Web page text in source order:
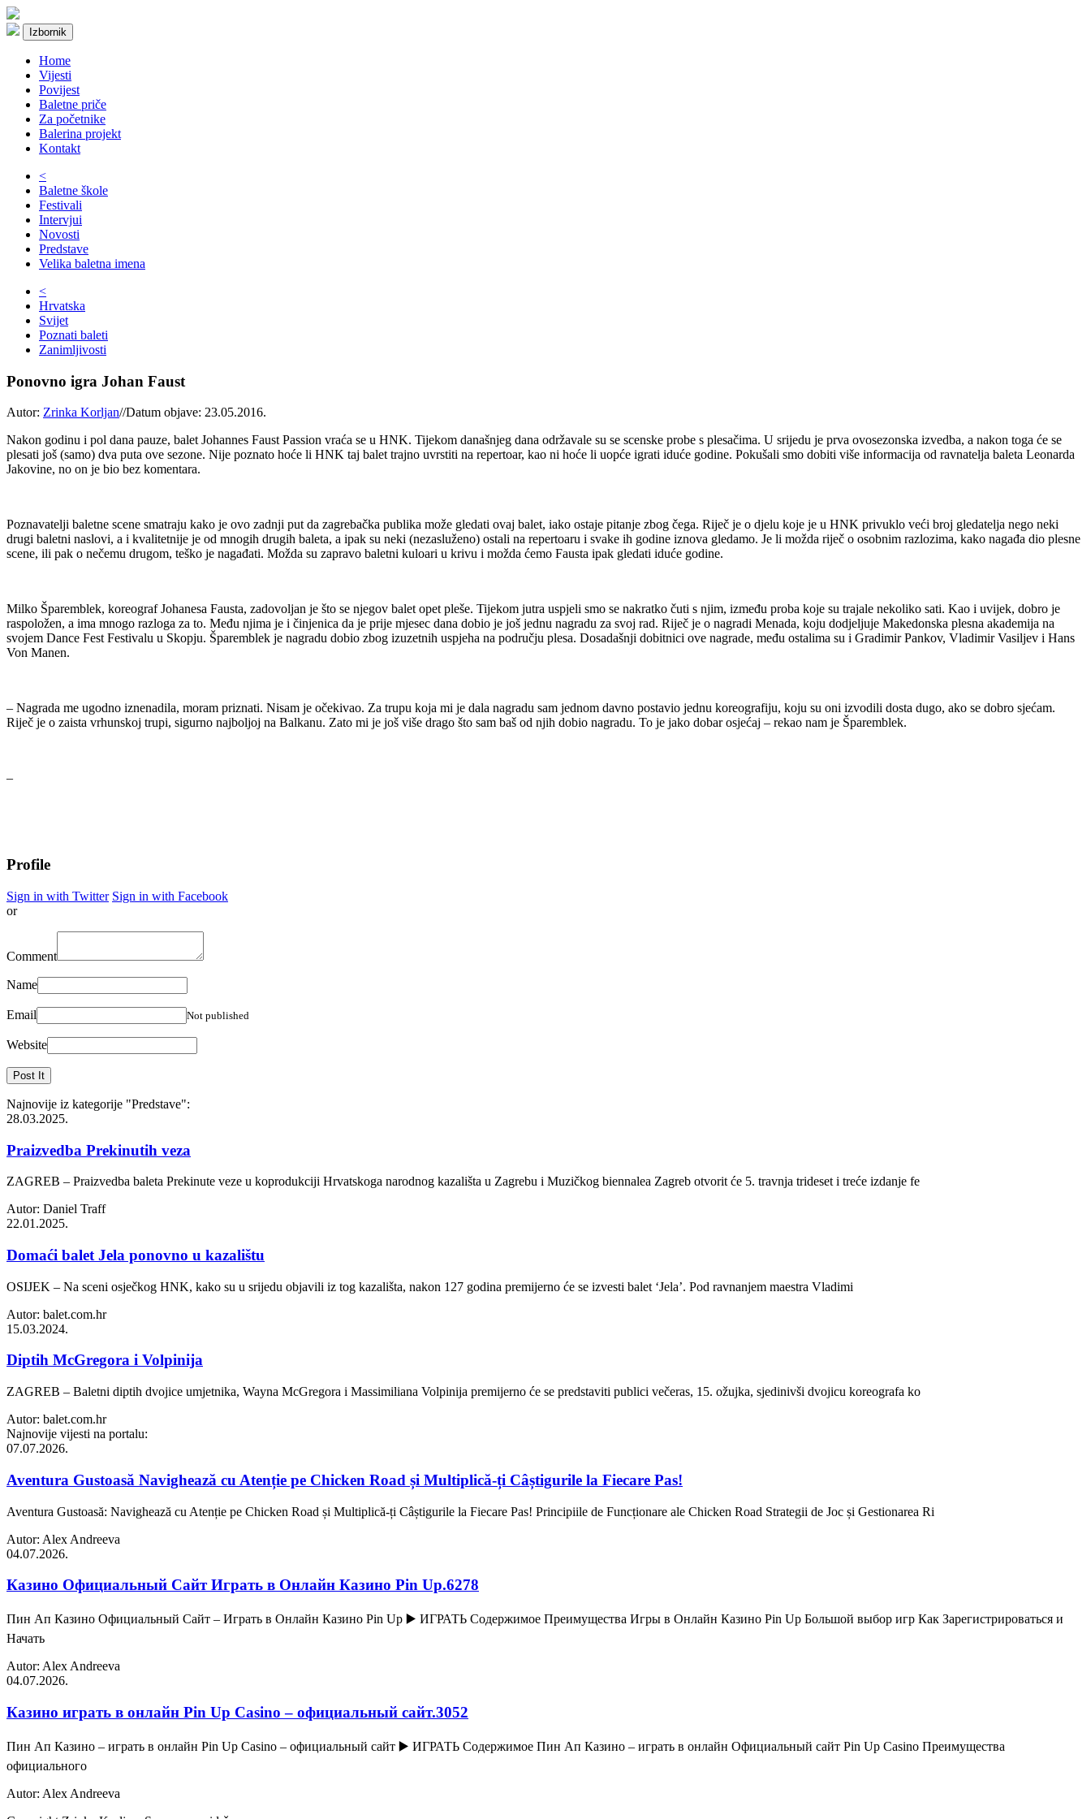
Izbornik
Home
Vijesti
Povijest
Baletne priče
Za početnike
Balerina projekt
Kontakt
<
Baletne škole
Festivali
Intervjui
Novosti
Predstave
Velika baletna imena
<
Hrvatska
Svijet
Poznati baleti
Zanimljivosti
Ponovno igra Johan Faust
Autor: Zrinka Korljan//Datum objave: 23.05.2016.
Nakon godinu i pol dana pauze, balet Johannes Faust Passion vraća se u HNK. Tijekom današnjeg dana održavale su se scenske probe s plesačima. U srijedu je prva ovosezonska izvedba, a nakon toga će se
plesati još (samo) dva puta ove sezone. Nije poznato hoće li HNK taj balet trajno uvrstiti na repertoar, kao ni hoće li uopće igrati iduće godine. Pokušali smo dobiti više informacija od ravnatelja baleta Leonarda
Jakovine, no on je bio bez komentara.
Poznavatelji baletne scene smatraju kako je ovo zadnji put da zagrebačka publika može gledati ovaj balet, iako ostaje pitanje zbog čega. Riječ je o djelu koje je u HNK privuklo veći broj gledatelja nego neki
drugi baletni naslovi, a i kvalitetnije je od mnogih drugih baleta, a ipak su neki (nezasluženo) ostali na repertoaru i svake ih godine iznova gledamo. Je li možda riječ o osobnim razlozima, kako nagađa dio plesne
scene, ili pak o nečemu drugom, teško je nagađati. Možda su zapravo baletni kuloari u krivu i možda ćemo Fausta ipak gledati iduće godine.
Milko Šparemblek, koreograf Johanesa Fausta, zadovoljan je što se njegov balet opet pleše. Tijekom jutra uspjeli smo se nakratko čuti s njim, između proba koje su trajale nekoliko sati. Kao i uvijek, dobro je
raspoložen, a ima mnogo razloga za to. Među njima je i činjenica da je prije mjesec dana dobio je još jednu nagradu za svoj rad. Riječ je o nagradi Menada, koju dodjeljuje Makedonska plesna akademija na
svojem Dance Fest Festivalu u Skopju. Šparemblek je nagradu dobio zbog izuzetnih uspjeha na području plesa. Dosadašnji dobitnici ove nagrade, među ostalima su i Gradimir Pankov, Vladimir Vasiljev i Hans
Von Manen.
– Nagrada me ugodno iznenadila, moram priznati. Nisam je očekivao. Za trupu koja mi je dala nagradu sam jednom davno postavio jednu koreografiju, koju su oni izvodili dosta dugo, ako se dobro sjećam.
Riječ je o zaista vrhunskoj trupi, sigurno najboljoj na Balkanu. Zato mi je još više drago što sam baš od njih dobio nagradu. To je jako dobar osjećaj – rekao nam je Šparemblek.
–
Profile
Sign in with Twitter Sign in with Facebook
or
Comment
Name
Email Not published
Website
Najnovije iz kategorije "Predstave":
28.03.2025.
Praizvedba Prekinutih veza
ZAGREB – Praizvedba baleta Prekinute veze u koprodukciji Hrvatskoga narodnog kazališta u Zagrebu i Muzičkog biennalea Zagreb otvorit će 5. travnja trideset i treće izdanje fe
Autor: Daniel Traff
22.01.2025.
Domaći balet Jela ponovno u kazalištu
OSIJEK – Na sceni osječkog HNK, kako su u srijedu objavili iz tog kazališta, nakon 127 godina premijerno će se izvesti balet ‘Jela’. Pod ravnanjem maestra Vladimi
Autor: balet.com.hr
15.03.2024.
Diptih McGregora i Volpinija
ZAGREB – Baletni diptih dvojice umjetnika, Wayna McGregora i Massimiliana Volpinija premijerno će se predstaviti publici večeras, 15. ožujka, sjedinivši dvojicu koreografa ko
Autor: balet.com.hr
Najnovije vijesti na portalu:
07.07.2026.
Aventura Gustoasă Navighează cu Atenție pe Chicken Road și Multiplică-ți Câștigurile la Fiecare Pas!
Aventura Gustoasă: Navighează cu Atenție pe Chicken Road și Multiplică-ți Câștigurile la Fiecare Pas! Principiile de Funcționare ale Chicken Road Strategii de Joc și Gestionarea Ri
Autor: Alex Andreeva
04.07.2026.
Казино Официальный Сайт Играть в Онлайн Казино Pin Up.6278
Пин Ап Казино Официальный Сайт – Играть в Онлайн Казино Pin Up ▶️ ИГРАТЬ Содержимое Преимущества Игры в Онлайн Казино Pin Up Большой выбор игр Как Зарегистрироваться и
Начать
Autor: Alex Andreeva
04.07.2026.
Казино играть в онлайн Pin Up Casino – официальный сайт.3052
Пин Ап Казино – играть в онлайн Pin Up Casino – официальный сайт ▶️ ИГРАТЬ Содержимое Пин Ап Казино – играть в онлайн Официальный сайт Pin Up Casino Преимущества
официального
Autor: Alex Andreeva